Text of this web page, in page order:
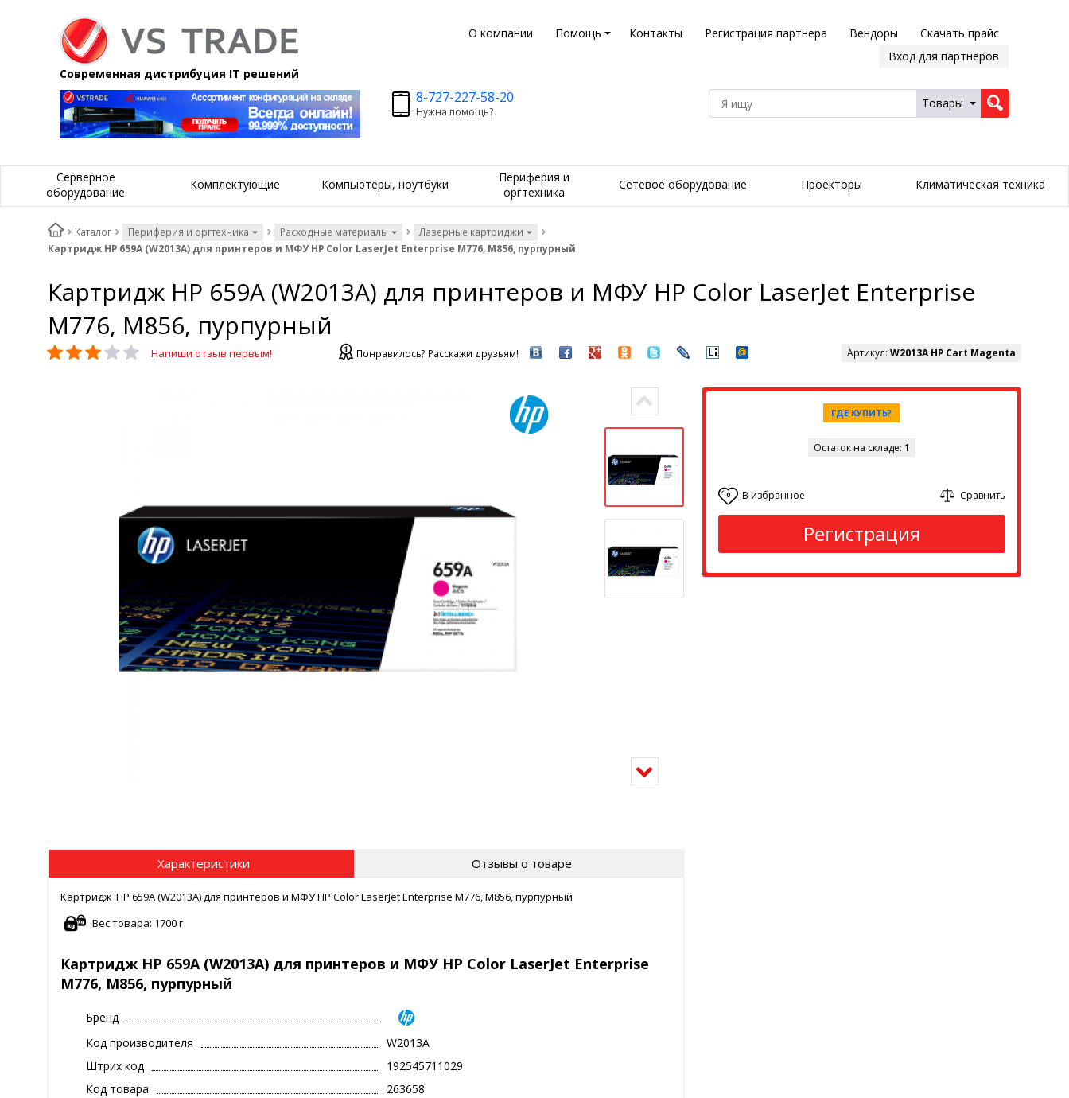
О компании Помощь Контакты Регистрация партнера Вендоры
Скачать прайс
Вход для партнеров
Современная дистрибуция IT решений
8-727-227-58-20
Нужна помощь?
Товары
Серверное
оборудование
Комплектующие Компьютеры, ноутбуки
Периферия и
оргтехника
Сетевое оборудование Проекторы Климатическая техника
Каталог Периферия и оргтехника Расходные материалы
Лазерные картриджи
Картридж HP 659A (W2013A) для принтеров и МФУ HP Color LaserJet Enterprise M776, M856, пурпурный
Картридж HP 659A (W2013A) для принтеров и МФУ HP Color LaserJet Enterprise
M776, M856, пурпурный
Напиши отзыв первым! Понравилось? Расскажи друзьям! Артикул: W2013A HP Cart Magenta
ГДЕ КУПИТЬ?
Остаток на складе: 1
0 В избранное Сравнить
Регистрация
Характеристики Отзывы о товаре
Картридж HP 659A (W2013A) для принтеров и МФУ HP Color LaserJet Enterprise M776, M856, пурпурный
Вес товара: 1700 г
Картридж HP 659A (W2013A) для принтеров и МФУ HP Color LaserJet Enterprise
M776, M856, пурпурный
Бренд
Код производителя
W2013A
Штрих код
192545711029
Код товара
263658